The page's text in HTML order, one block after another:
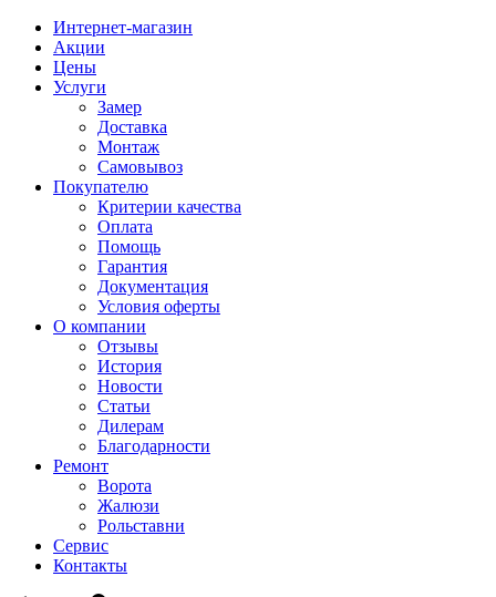
Интернет-магазин
Акции
Цены
Услуги
Замер
Доставка
Монтаж
Самовывоз
Покупателю
Критерии качества
Оплата
Помощь
Гарантия
Документация
Условия оферты
О компании
Отзывы
История
Новости
Статьи
Дилерам
Благодарности
Ремонт
Ворота
Жалюзи
Рольставни
Сервис
Контакты